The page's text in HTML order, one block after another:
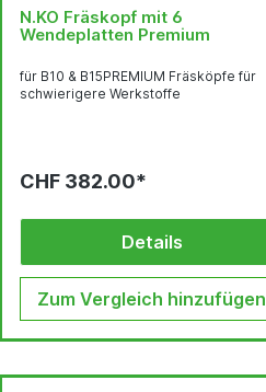
N.KO Fräskopf mit 6
Wendeplatten Premium
für B10 & B15PREMIUM Fräsköpfe für
schwierigere Werkstoffe
CHF 382.00*
Details
Zum Vergleich hinzufügen